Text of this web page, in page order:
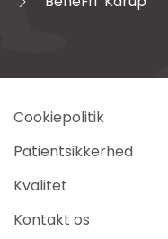
Cookiepolitik
Patientsikkerhed
Kvalitet
Kontakt os